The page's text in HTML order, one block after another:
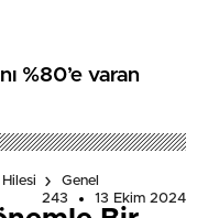
%80’e varan
Genel
243
13 Ekim 2024